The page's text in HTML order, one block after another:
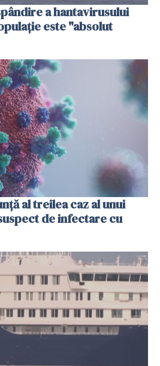
a hantavirusului
este "absolut
al treilea caz al unui
de infectare cu